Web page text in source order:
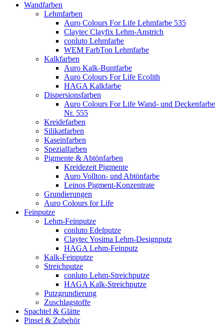
Wandfarben
Lehmfarben
Auro Colours For Life Lehmfarbe 535
Claytec Clayfix Lehm-Anstrich
conluto Lehmfarbe
WEM FarbTon Lehmfarbe
Kalkfarben
Auro Kalk-Buntfarbe
Auro Colours For Life Ecolith
HAGA Kalkfarbe
Dispersionsfarben
Auro Colours For Life Wand- und Deckenfarbe
Nr. 555
Kreidefarben
Silikatfarben
Kaseinfarben
Spezialfarben
Pigmente & Abtönfarben
Kreidezeit Pigmente
Auro Vollton- und Abtönfarbe
Leinos Pigment-Konzentrate
Grundierungen
Auro Colours for Life
Feinputze
Lehm-Feinputze
conluto Edelputze
Claytec Yosima Lehm-Designputz
HAGA Lehm-Feinputz
Kalk-Feinputze
Streichputze
conluto Lehm-Streichputze
HAGA Kalk-Streichputze
Putzgrundierung
Zuschlagstoffe
Spachtel & Glätte
Pinsel & Zubehör